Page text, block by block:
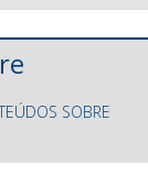
SOBRE